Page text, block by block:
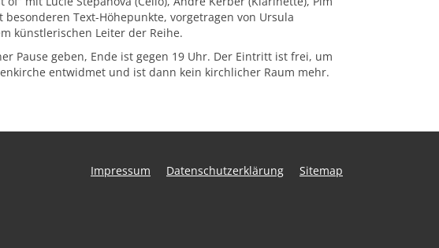
Text-Höhepunkte, vorgetragen von Ursula
künstlerischen Leiter der Reihe.
Pause geben, Ende ist gegen 19 Uhr. Der Eintritt ist frei, um
entwidmet und ist dann kein kirchlicher Raum mehr.
Impressum Datenschutzerklärung Sitemap